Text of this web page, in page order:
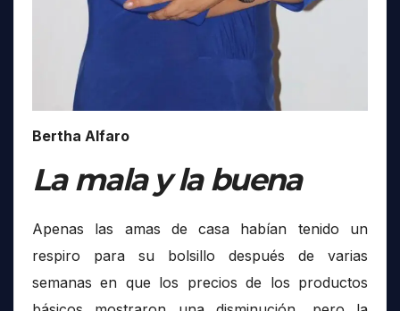
Bertha Alfaro
La mala y la buena
Apenas las amas de casa habían tenido un
respiro para su bolsillo después de varias
semanas en que los precios de los productos